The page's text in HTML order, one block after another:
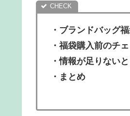
・ ブランドバッグ
・福袋購入前のチ
・情報が足りない
・まとめ